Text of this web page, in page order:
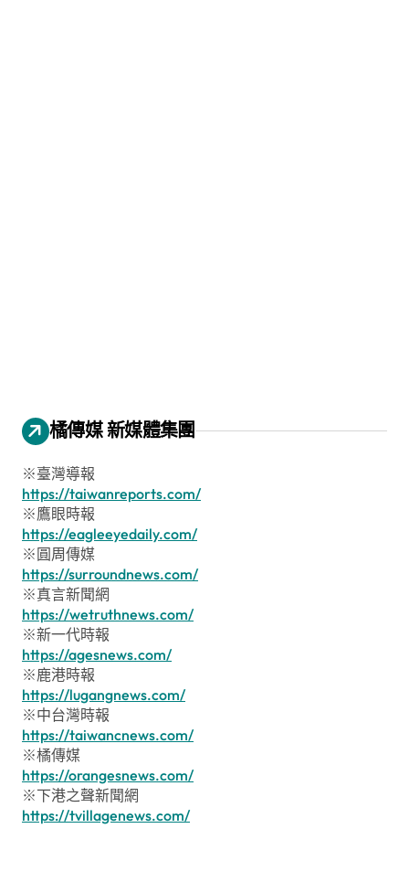
橘傳媒 新媒體集團
※臺灣導報
https://taiwanreports.com/
※鷹眼時報
https://eagleeyedaily.com/
※圓周傳媒
https://surroundnews.com/
※真言新聞網
https://wetruthnews.com/
※新一代時報
https://agesnews.com/
※鹿港時報
https://lugangnews.com/
※中台灣時報
https://taiwancnews.com/
※橘傳媒
https://orangesnews.com/
※下港之聲新聞網
https://tvillagenews.com/